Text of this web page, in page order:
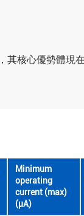
核心優勢體現
Minimum
operating
current (max)
(μA)